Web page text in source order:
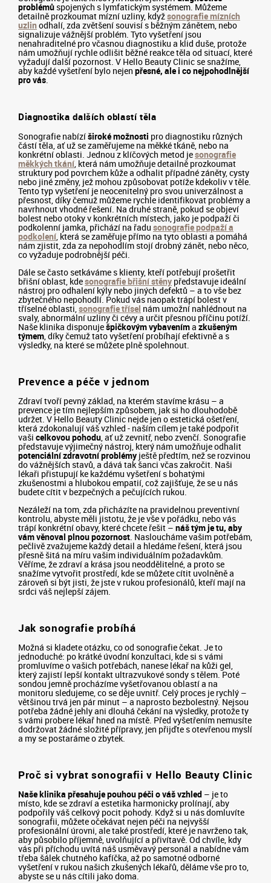
problémů spojených s lymfatickým systémem. Můžeme
detailně prozkoumat mízní uzliny, kdyžsonografie mízních
uzlinodhalí, zda zvětšení souvisí s běžným zánětem, nebo
signalizuje vážnější problém. Tyto vyšetření jsou
nenahraditelné pro včasnou diagnostiku a klid duše, protože
nám umožňují rychle odlišit běžné reakce těla od situací, které
vyžadují další pozornost. V Hello Beauty Clinic se snažíme,
aby každé vyšetření bylo nejen přesné, ale i co nejpohodlnější
pro vás.
Diagnostika dalších oblastí těla
Sonografie nabízíširoké možnosti pro diagnostiku různých
částí těla, ať už se zaměřujeme na měkké tkáně, nebo na
konkrétní oblasti. Jednou z klíčových metod jesonografie
měkkých tkání, která nám umožňuje detailně prozkoumat
struktury pod povrchem kůže a odhalit případné záněty, cysty
nebo jiné změny, jež mohou způsobovat potíže kdekoliv v těle.
Tento typ vyšetření je neocenitelný pro svou univerzálnost a
přesnost, díky čemuž můžeme rychle identifikovat problémy a
navrhnout vhodné řešení. Na druhé straně, pokud se objeví
bolest nebo otoky v konkrétních místech, jako je podpaží či
podkolenní jamka, přichází na řadu sonografie podpaží a
podkolení, která se zaměřuje přímo na tyto oblasti a pomáhá
nám zjistit, zda za nepohodlím stojí drobný zánět, nebo něco,
co vyžaduje podrobnější péči.
Dále se často setkáváme s klienty, kteří potřebují prošetřit
břišní oblast, kdesonografie břišní stěny představuje ideální
nástroj pro odhalení kýly nebo jiných defektů – a to vše bez
zbytečného nepohodlí. Pokud vás naopak trápí bolest v
tříselné oblasti, sonografie třísel nám umožní nahlédnout na
svaly, abnormální uzliny či cévy a určit přesnou příčinu potíží.
Naše klinika disponuješpičkovým vybaveníma zkušeným
týmem , díky čemuž tato vyšetření probíhají efektivně a s
výsledky, na které se můžete plně spolehnout.
Prevence a péče v jednom
Zdraví tvoří pevný základ, na kterém stavíme krásu – a
prevence je tím nejlepším způsobem, jak si ho dlouhodobě
udržet. V Hello Beauty Clinic nejde jen o estetická ošetření,
která zdokonalují váš vzhled - naším cílem je také podpořit
vaši celkovou pohodu, ať už zevnitř, nebo zvenčí. Sonografie
představuje výjimečný nástroj, který nám umožňuje odhalit
potenciální zdravotní problémy ještě předtím, než se rozvinou
do vážnějších stavů, a dává tak šanci včas zakročit. Naši
lékaři přistupují ke každému vyšetření s bohatými
zkušenostmi a hlubokou empatií, což zajišťuje, že se u nás
budete cítit v bezpečných a pečujících rukou.
Nezáleží na tom, zda přicházíte na pravidelnou preventivní
kontrolu, abyste měli jistotu, že je vše v pořádku, nebo vás
trápí konkrétní obavy, které chcete řešit – náš tým je tu, aby
vám věnoval plnou pozornost . Nasloucháme vašim potřebám,
pečlivě zvažujeme každý detail a hledáme řešení, která jsou
přesně šitá na míru vašim individuálním požadavkům.
Věříme, že zdraví a krása jsou neoddělitelné, a proto se
snažíme vytvořit prostředí, kde se můžete cítit uvolněně a
zároveň si být jisti, že jste v rukou profesionálů, kteří mají na
srdci váš nejlepší zájem.
Jak sonografie probíhá
Možná si kladete otázku, co od sonografie čekat. Je to
jednoduché: po krátké úvodní konzultaci, kde si s vámi
promluvíme o vašich potřebách, nanese lékař na kůži gel,
který zajistí lepší kontakt ultrazvukové sondy s tělem. Poté
sondou jemně procházíme vyšetřovanou oblastí a na
monitoru sledujeme, co se děje uvnitř. Celý proces je rychlý –
většinou trvá jen pár minut – a naprosto bezbolestný. Nejsou
potřeba žádné jehly ani dlouhá čekání na výsledky, protože ty
s vámi probere lékař hned na místě. Před vyšetřením nemusíte
dodržovat žádné složité přípravy, jen přijďte s otevřenou myslí
a my se postaráme o zbytek.
Proč si vybrat sonografii v Hello Beauty Clinic
Naše klinika přesahuje pouhou péči o váš vzhled – je to
místo, kde se zdraví a estetika harmonicky prolínají, aby
podpořily váš celkový pocit pohody. Když si u nás domluvíte
sonografii, můžete očekávat nejen péči na nejvyšší
profesionální úrovni, ale také prostředí, které je navrženo tak,
aby působilo příjemně, uvolňující a přivítavě. Od chvíle, kdy
vás při příchodu uvítá náš usměvavý personál a nabídne vám
třeba šálek chutného kafíčka, až po samotné odborné
vyšetření v rukou našich zkušených lékařů, děláme vše pro to,
abyste se u nás cítili jako doma.